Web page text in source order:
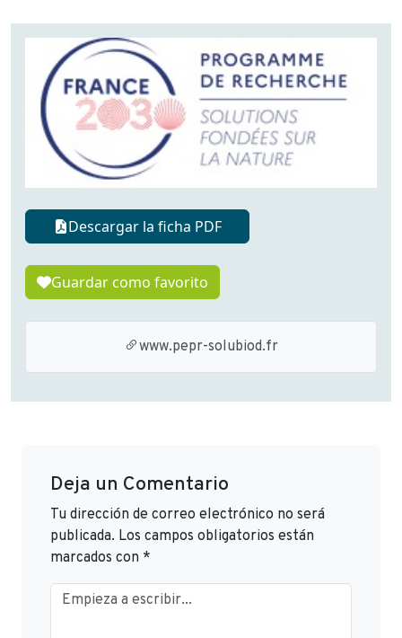
Descargar la ficha PDF
Guardar como favorito
www.pepr-solubiod.fr
Deja un Comentario
Tu dirección de correo electrónico no será
publicada. Los campos obligatorios están
marcados con *